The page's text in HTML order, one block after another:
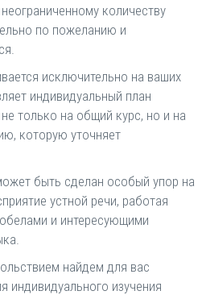
количеству
по пожеланию и
исключительно на ваших
индивидуальный план
только на общий курс, но и на
которую уточняет
быть сделан особый упор на
устной речи, работая
и интересующими
найдем для вас
индивидуального изучения